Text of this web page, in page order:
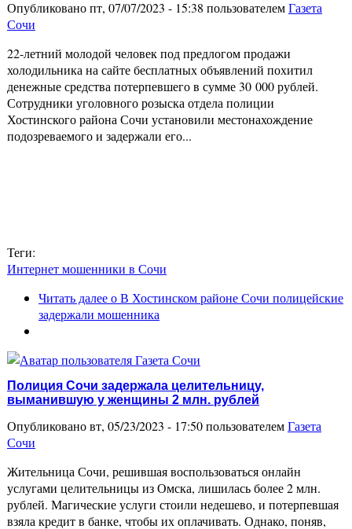
Опубликовано пт, 07/07/2023 - 15:38 пользователемГазета
Сочи
22-летний молодой человек под предлогом продажи
холодильника на сайте бесплатных объявлений похитил
денежные средства потерпевшего в сумме 30 000 рублей.
Сотрудники уголовного розыска отдела полиции
Хостинского района Сочи установили местонахождение
подозреваемого и задержали его...
Теги:
Интернет мошенники в Сочи
Читать далеео В Хостинском районе Сочи полицейские
задержали мошенника
Полиция Сочи задержала целительницу,
выманившую у женщины 2 млн. рублей
Опубликовано вт, 05/23/2023 - 17:50 пользователемГазета
Сочи
Жительница Сочи, решившая воспользоваться онлайн
услугами целительницы из Омска, лишилась более 2 млн.
рублей. Магические услуги стоили недешево, и потерпевшая
взяла кредит в банке, чтобы их оплачивать. Однако, поняв,